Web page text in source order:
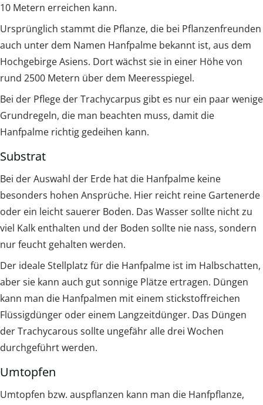
10 Metern erreichen kann.
Ursprünglich stammt die Pflanze, die bei Pflanzenfreunden
auch unter dem Namen Hanfpalme bekannt ist, aus dem
Hochgebirge Asiens. Dort wächst sie in einer Höhe von
rund 2500 Metern über dem Meeresspiegel.
Bei der Pflege der Trachycarpus gibt es nur ein paar wenige
Grundregeln, die man beachten muss, damit die
Hanfpalme richtig gedeihen kann.
Substrat
Bei der Auswahl der Erde hat die Hanfpalme keine
besonders hohen Ansprüche. Hier reicht reine Gartenerde
oder ein leicht sauerer Boden. Das Wasser sollte nicht zu
viel Kalk enthalten und der Boden sollte nie nass, sondern
nur feucht gehalten werden.
Der ideale Stellplatz für die Hanfpalme ist im Halbschatten,
aber sie kann auch gut sonnige Plätze ertragen. Düngen
kann man die Hanfpalmen mit einem stickstoffreichen
Flüssigdünger oder einem Langzeitdünger. Das Düngen
der Trachycarous sollte ungefähr alle drei Wochen
durchgeführt werden.
Umtopfen
Umtopfen bzw. auspflanzen kann man die Hanfpflanze,